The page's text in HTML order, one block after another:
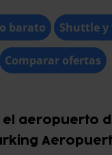
barato Shuttle y
Comparar ofertas
el aeropuerto